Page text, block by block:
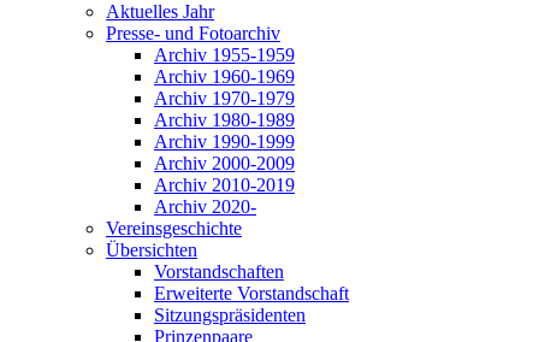
Aktuelles Jahr
Presse- und Fotoarchiv
Archiv 1955-1959
Archiv 1960-1969
Archiv 1970-1979
Archiv 1980-1989
Archiv 1990-1999
Archiv 2000-2009
Archiv 2010-2019
Archiv 2020-
Vereinsgeschichte
Übersichten
Vorstandschaften
Erweiterte Vorstandschaft
Sitzungspräsidenten
Prinzenpaare